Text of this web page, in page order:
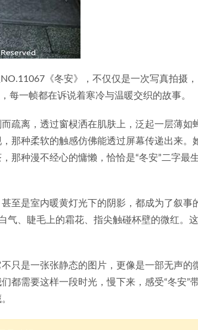
《冬安》，不仅仅是一次写真拍摄，
每一帧都在诉说着寒冷与温暖交织的故事。
疏离，透过窗棂洒在肌肤上，泛起一层薄如
那种柔软的触感仿佛能透过屏幕传递出来。
那种漫不经心的慵懒，恰恰是“冬安”二字最
至是室内暖黄灯光下的阴影，都成为了叙事
、睫毛上的霜花、指尖触碰杯壁的微红。这
只是一张张静态的图片，更像是一部无声的
都需要这样一段时光，慢下来，感受“冬安”